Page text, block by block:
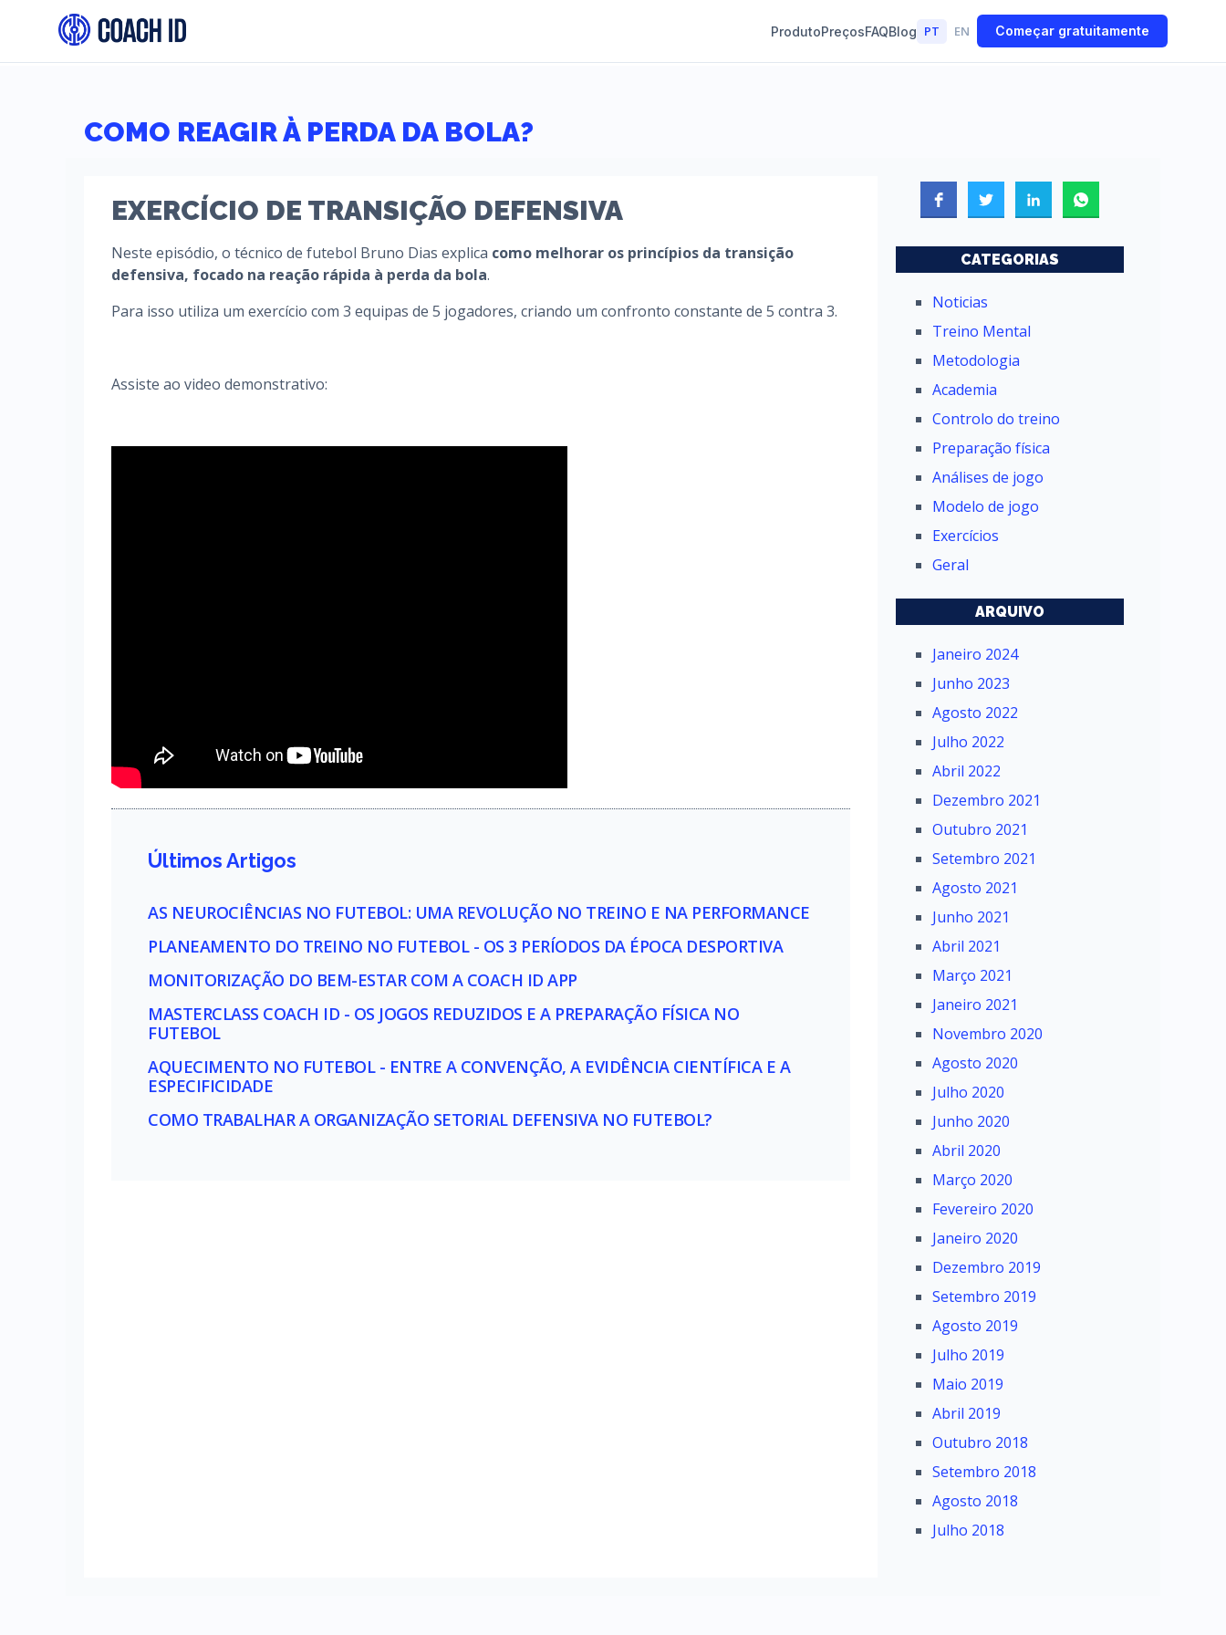
ProdutoPreçosFAQBlog PT EN Começar gratuitamente
COMO REAGIR À PERDA DA BOLA?
EXERCÍCIO DE TRANSIÇÃO DEFENSIVA
Neste episódio, o técnico de futebol Bruno Dias explica como melhorar os princípios da transição
defensiva, focado na reação rápida à perda da bola.
Para isso utiliza um exercício com 3 equipas de 5 jogadores, criando um confronto constante de 5 contra 3.
Assiste ao video demonstrativo:
Últimos Artigos
AS NEUROCIÊNCIAS NO FUTEBOL: UMA REVOLUÇÃO NO TREINO E NA PERFORMANCE
PLANEAMENTO DO TREINO NO FUTEBOL - OS 3 PERÍODOS DA ÉPOCA DESPORTIVA
MONITORIZAÇÃO DO BEM-ESTAR COM A COACH ID APP
MASTERCLASS COACH ID - OS JOGOS REDUZIDOS E A PREPARAÇÃO FÍSICA NO
FUTEBOL
AQUECIMENTO NO FUTEBOL - ENTRE A CONVENÇÃO, A EVIDÊNCIA CIENTÍFICA E A
ESPECIFICIDADE
COMO TRABALHAR A ORGANIZAÇÃO SETORIAL DEFENSIVA NO FUTEBOL?
CATEGORIAS
Noticias
Treino Mental
Metodologia
Academia
Controlo do treino
Preparação física
Análises de jogo
Modelo de jogo
Exercícios
Geral
ARQUIVO
Janeiro 2024
Junho 2023
Agosto 2022
Julho 2022
Abril 2022
Dezembro 2021
Outubro 2021
Setembro 2021
Agosto 2021
Junho 2021
Abril 2021
Março 2021
Janeiro 2021
Novembro 2020
Agosto 2020
Julho 2020
Junho 2020
Abril 2020
Março 2020
Fevereiro 2020
Janeiro 2020
Dezembro 2019
Setembro 2019
Agosto 2019
Julho 2019
Maio 2019
Abril 2019
Outubro 2018
Setembro 2018
Agosto 2018
Julho 2018